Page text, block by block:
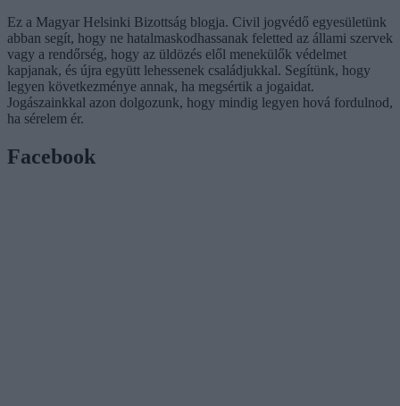
Ez a Magyar Helsinki Bizottság blogja. Civil jogvédő egyesületünk
abban segít, hogy ne hatalmaskodhassanak feletted az állami szervek
vagy a rendőrség, hogy az üldözés elől menekülők védelmet
kapjanak, és újra együtt lehessenek családjukkal. Segítünk, hogy
legyen következménye annak, ha megsértik a jogaidat.
Jogászainkkal azon dolgozunk, hogy mindig legyen hová fordulnod,
ha sérelem ér.
Facebook